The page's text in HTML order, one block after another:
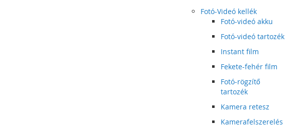
Fotó-Videó kellék
Fotó-videó akku
Fotó-videó tartozék
Instant film
Fekete-fehér film
Fotó-rögzítő
tartozék
Kamera retesz
Kamerafelszerelés